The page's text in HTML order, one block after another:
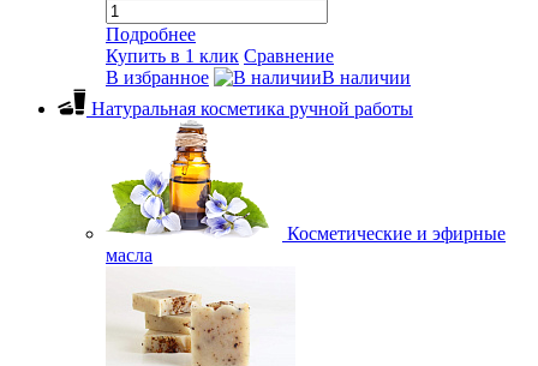
Подробнее
Купить в 1 клик Сравнение
В избранное
В наличии
Натуральная косметика ручной работы
Косметические и эфирные
масла